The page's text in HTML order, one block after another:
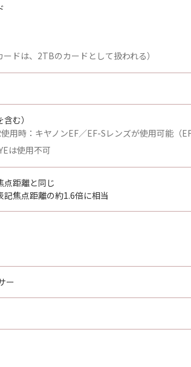
ドは、2TBのカードとして扱われる）
む）
用時：キヤノンEF／EF-Sレンズが使用可能（
は使用不可
点距離と同じ
焦点距離の約1.6倍に相当
ー